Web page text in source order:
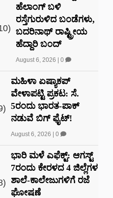
ಹೆಲಾಂಗ್ ಬಳಿ
ರಸ್ತೆಗುರುಳಿದ ಬಂಡೆಗಳು,
ಬದರಿನಾಥ್‌ ರಾಷ್ಟ್ರೀಯ
ಹೆದ್ದಾರಿ ಬಂದ್‌
August 6, 2026 0
ಮಹಿಳಾ ಏಷ್ಯಾಕಪ್
ವೇಳಾಪಟ್ಟಿ ಪ್ರಕಟ: ಸೆ.
5ರಂದು ಭಾರತ-ಪಾಕ್‌
ನಡುವೆ ಬಿಗ್ ಫೈಟ್!
August 6, 2026 0
ಭಾರಿ ಮಳೆ ಎಫೆಕ್ಟ್: ಆಗಸ್ಟ್
7ರಂದು ಕೇರಳದ 4 ಜಿಲ್ಲೆಗಳ
ಶಾಲೆ-ಕಾಲೇಜುಗಳಿಗೆ ರಜೆ
ಘೋಷಣೆ